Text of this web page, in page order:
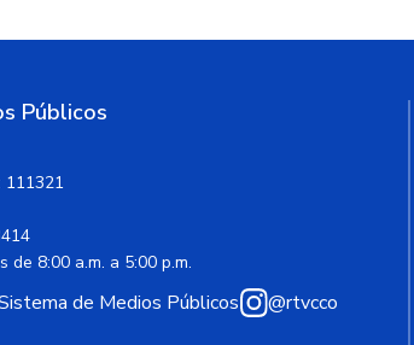
Públicos
111321
de 8:00 a.m. a 5:00 p.m.
de Medios Públicos @rtvcco